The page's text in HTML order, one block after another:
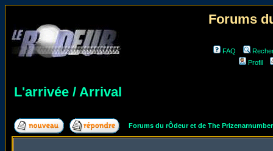
Forums
FAQ
Profil
L'arrivée / Arrival
Forums du rÔdeur et de The